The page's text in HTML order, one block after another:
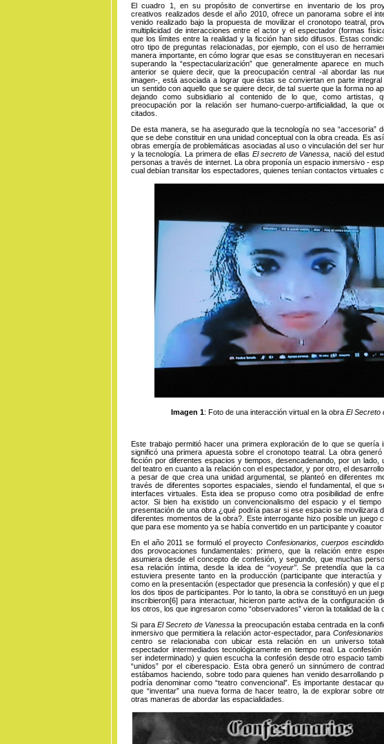
El cuadro 1, en su propósito de convertirse en inventario de los
creativos realizados desde el año 2010, ofrece un panorama sobre el
venido realizado bajo la propuesta de movilizar el cronotopo teatral,
multiplicidad de interacciones entre el actor y el espectador (formas
que los límites entre la realidad y la ficción han sido difusos. Estas
otro tipo de preguntas relacionadas, por ejemplo, con el uso de
manera importante, en cómo lograr que esas se constituyeran en
superando la “espectacularización” que generalmente aparece en
anterior se quiere decir, que la preocupación central -al abordar las
imagen-, está asociada a lograr que éstas se conviertan en parte
un sentido con aquello que se quiere decir, de tal suerte que la forma no
dejando como subsidiario al contenido de lo que, como artistas,
preocupación por la relación ser humano-cuerpo-artificialidad, la que
citados.
De esta manera, se ha asegurado que la tecnología no sea “accesoria”
que se debe constituir en una unidad conceptual con la obra creada. Es
obras emergía de problemáticas asociadas al uso o vinculación del ser
y la tecnología. La primera de ellas El secreto de Vanessa , nació del
personas a través de internet. La obra proponía un espacio inmersivo -
cual debían transitar los espectadores, quienes tenían contactos virtuales
Imagen 1: Foto de una interacción virtual en la obra El Secreto
Este trabajo permitió hacer una primera exploración de lo que se quería
significó una primera apuesta sobre el cronotopo teatral. La obra
ficción por diferentes espacios y tiempos, desencadenando, por un lado,
del teatro en cuanto a la relación con el espectador, y por otro, el
a pesar de que crea una unidad argumental, se planteó en diferentes
través de diferentes soportes espaciales, siendo el fundamental, el que
interfaces virtuales. Esta idea se propuso como otra posibilidad de
actor. Si bien ha existido un convencionalismo del espacio y el
presentación de una obra ¿qué podría pasar si ese espacio se movilizara
diferentes momentos de la obra?. Este interrogante hizo posible un juego
que para ese momento ya se había convertido en un participante y coautor
En el año 2011 se formuló el proyecto Confesionarios, cuerpos
dos provocaciones fundamentales: primero, que la relación entre
asumiera desde el concepto de confesión, y segundo, que muchas
esa relación íntima, desde la idea de “voyeur”. Se pretendía que la
estuviera presente tanto en la producción (participante que interactúa
como en la presentación (espectador que presencia la confesión) y que el
los dos tipos de participantes. Por lo tanto, la obra se constituyó en un
inscribieron[6] para interactuar, hicieron parte activa de la configuración
los otros, los que ingresaron como “observadores” vieron la totalidad de la
Si para El Secreto de Vanessala preocupación estaba centrada en la
inmersivo que permitiera la relación actor-espectador, paraConfesionarios
centro se relacionaba con ubicar esta relación en un universo
espectador intermediados tecnológicamente en tiempo real. La
ser indeterminado) y quien escucha la confesión desde otro espacio
“unidos” por el ciberespacio. Esta obra generó un sinnúmero de
estábamos haciendo, sobre todo para quienes han venido desarrollando
podría denominar como “teatro convencional”. Es importante destacar
que “inventar” una nueva forma de hacer teatro, la de explorar sobre
otras maneras de abordar las espacialidades.